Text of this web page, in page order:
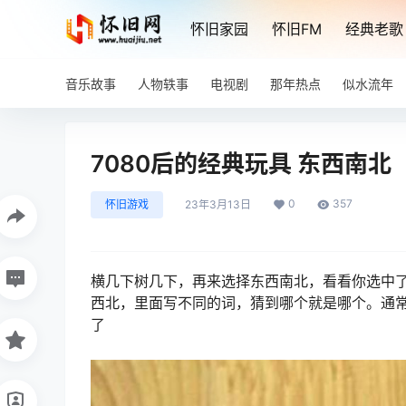
怀旧家园 怀旧FM 经典老歌
音乐故事 人物轶事 电视剧 那年热点 似水流年
7080后的经典玩具 东西南北
怀旧游戏 23年3月13日 0 357
横几下树几下，再来选择东西南北，看看你选中
西北，里面写不同的词，猜到哪个就是哪个。
了